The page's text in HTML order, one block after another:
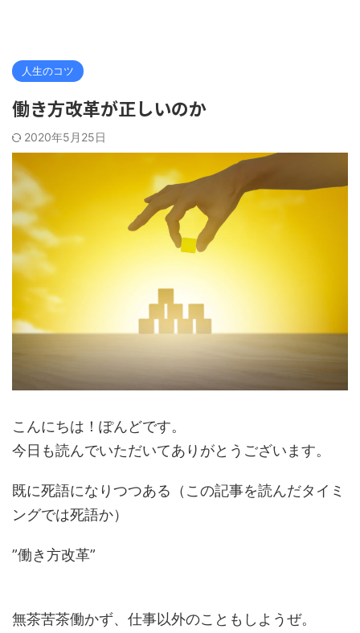
人生のコツ
働き方改革が正しいのか
2020年5月25日
こんにちは！ぽんどです。
今日も読んでいただいてありがとうございます。
既に死語になりつつある（この記事を読んだタイミ
ングでは死語か）
”働き方改革”
無茶苦茶働かず、仕事以外のこともしようぜ。